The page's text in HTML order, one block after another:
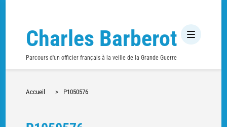
Charles Barberot
Parcours d'un officier français à la veille de la Grande Guerre
Accueil > P1050576